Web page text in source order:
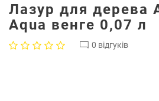
Лазур для дерева
Aqua венге 0,07 л
0 відгуків